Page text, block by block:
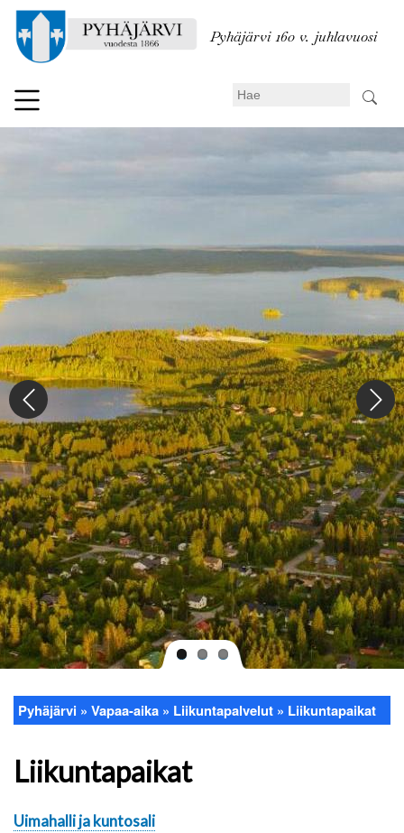
pääsisältöön
Pyhäjärvi 160 v. juhlavuosi
Search
Murupolku
Pyhäjärvi Vapaa-aika Liikuntapalvelut Liikuntapaikat
Liikuntapaikat
Uimahalli ja kuntosali